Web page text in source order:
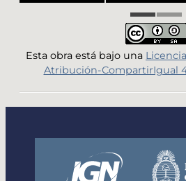
Esta obra está bajo una
Atribución-CompartirIgual